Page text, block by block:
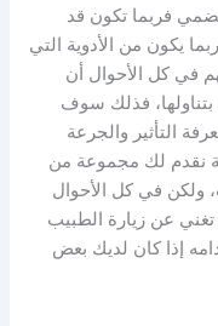
فربما تكون قد
يكون من الأدوية التي
في كل الأحوال أن
بتناولها، فذلك سوف
التأثير والجرعة
نقدم لك مجموعة من
ولكن في كل الأحوال
تغني عن زيارة الطبيب
إذا كان لديك بعض